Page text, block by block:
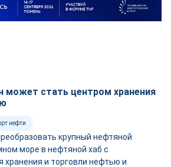
может стать центром хранения
нефти
крупный нефтяной
море в нефтяной хаб с
хранения и торговли нефтью и